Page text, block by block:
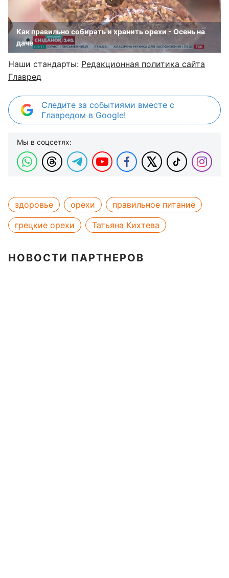
Как правильно собирать и хранить орехи - Осень на
даче
Наши стандарты: Редакционная политика сайта
Главред
Следите за событиями вместе с
Главредом в Google!
Мы в соцсетях:
здоровье орехи
правильное питание
грецкие орехи
Татьяна Кихтева
НОВОСТИ ПАРТНЕРОВ